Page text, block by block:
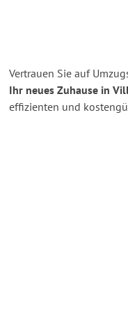
Vertrauen Sie auf
Ihr neues Zuhause in
effizienten und